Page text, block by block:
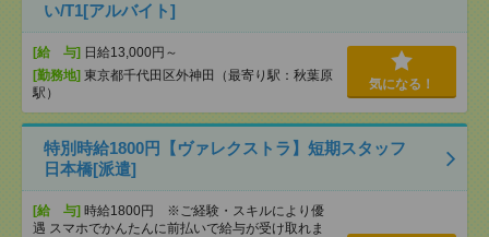
い/T1[アルバイト]
[給 与] 日給13,000円～
[勤務地] 東京都千代田区外神田（最寄り駅：秋葉原
駅）
気になる！
特別時給1800円【ヴァレクストラ】短期スタッフ
日本橋[派遣]
[給 与] 時給1800円 ※ご経験・スキルにより優
遇 スマホでかんたんに前払いで給与が受け取れま